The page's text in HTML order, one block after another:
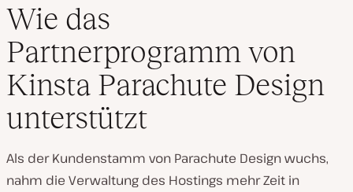
Wie das
Partnerprogramm von
Kinsta Parachute Design
unterstützt
Als der Kundenstamm von Parachute Design wuchs,
nahm die Verwaltung des Hostings mehr Zeit in